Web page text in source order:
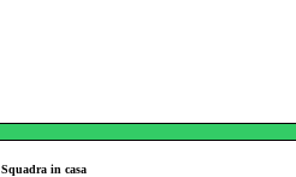
Squadra in casa